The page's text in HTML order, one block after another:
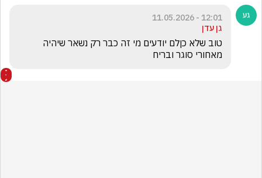
12:01 - 11.05.2026
גן עדן
מאחורי סוגר ובריח